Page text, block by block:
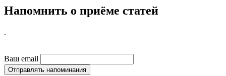
Напомнить о приёме статей
.
Ваш email
Отправлять напоминания